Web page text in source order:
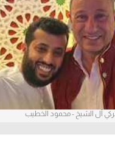
آل الشيخ - محمود الخطيب